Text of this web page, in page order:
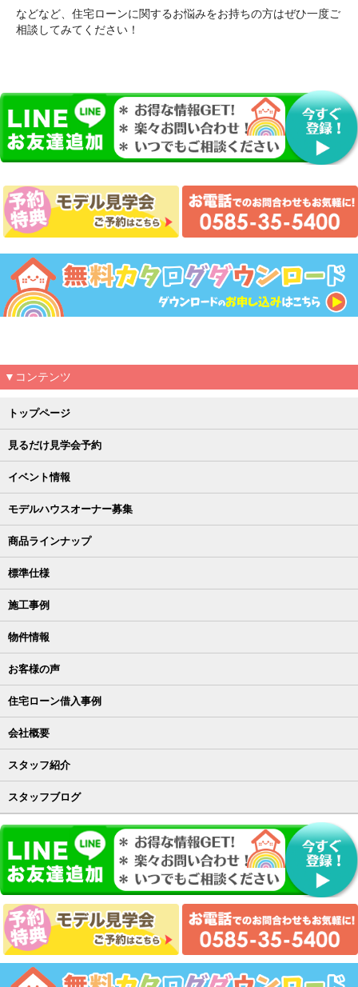
などなど、住宅ローンに関するお悩みをお持ちの方はぜひ一度ご
相談してみてください！
▼コンテンツ
トップページ
見るだけ見学会予約
イベント情報
モデルハウスオーナー募集
商品ラインナップ
標準仕様
施工事例
物件情報
お客様の声
住宅ローン借入事例
会社概要
スタッフ紹介
スタッフブログ